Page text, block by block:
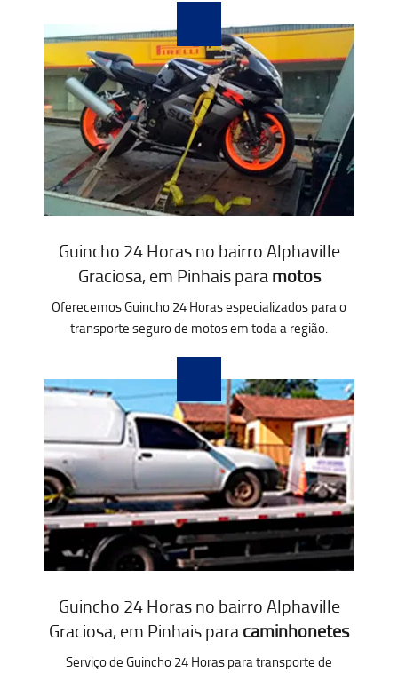
Guincho 24 Horas no bairro Alphaville
Graciosa, em Pinhais paramotos
Oferecemos Guincho 24 Horas especializados para o
transporte seguro de motos em toda a região.
Guincho 24 Horas no bairro Alphaville
Graciosa, em Pinhais paracaminhonetes
Serviço de Guincho 24 Horas para transporte de